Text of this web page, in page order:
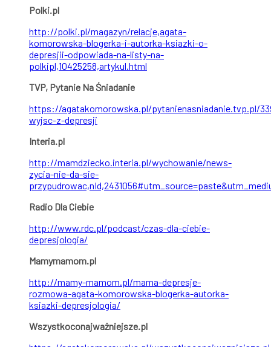
Polki.pl
http://polki.pl/magazyn/relacje,agata-
komorowska-blogerka-i-autorka-ksiazki-o-
depresjii-odpowiada-na-listy-na-
polkipl,10425258,artykul.html
TVP, Pytanie Na Śniadanie
https://agatakomorowska.pl/pytanienasniadanie.tvp.pl/
wyjsc-z-depresji
Interia.pl
http://mamdziecko.interia.pl/wychowanie/news-
zycia-nie-da-sie-
Radio Dla Ciebie
http://www.rdc.pl/podcast/czas-dla-ciebie-
depresjologia/
Mamymamom.pl
http://mamy-mamom.pl/mama-depresje-
rozmowa-agata-komorowska-blogerka-autorka-
ksiazki-depresjologia/
Wszystkoconajważniejsze.pl